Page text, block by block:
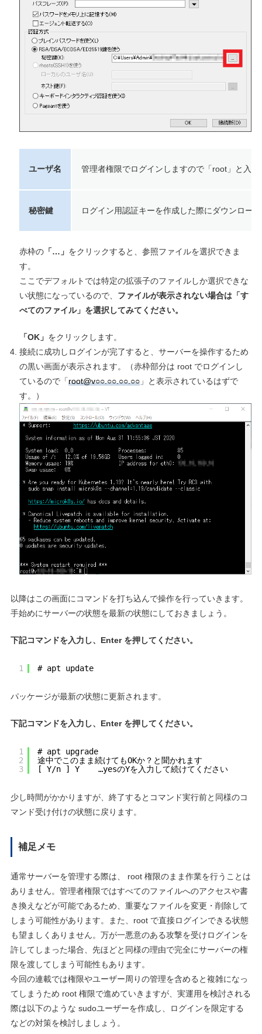
ユーザ名 管理者権限でログインしますので「root」と入力
秘密鍵 ログイン用認証キーを作成した際にダウンロー
赤枠の 「…」 をクリックすると、参照ファイルを選択できま
す。
ここでデフォルトでは特定の拡張子のファイルしか選択できな
い状態になっているので、 ファイルが表示されない場合は「す
べてのファイル」を選択してみてください。
「OK」 をクリックします。
接続に成功しログインが完了すると、サーバーを操作するため
の黒い画面が表示されます。（赤枠部分は root でログインし
ているので「root@v○○.○○.○○.○○ 」と表示されているはずで
す。）
以降はこの画面にコマンドを打ち込んで操作を行っていきます。
手始めにサーバーの状態を最新の状態にしておきましょう。
下記コマンドを入力し、Enter を押してください。
1 # apt update
パッケージが最新の状態に更新されます。
下記コマンドを入力し、Enter を押してください。
1
2
3
# apt upgrade
途中でこのまま続けてもOKか？と聞かれます
[ Y/n ] Y    …yesのYを入力して続けてください
少し時間がかかりますが、終了するとコマンド実行前と同様のコ
マンド受け付けの状態に戻ります。
補足メモ
通常サーバーを管理する際は、 root 権限のまま作業を行うことは
ありません。管理者権限ではすべてのファイルへのアクセスや書
き換えなどが可能であるため、重要なファイルを変更・削除して
しまう可能性があります。また、root で直接ログインできる状態
も望ましくありません。万が一悪意のある攻撃を受けログインを
許してしまった場合、先ほどと同様の理由で完全にサーバーの権
限を渡してしまう可能性もあります。
今回の連載では権限やユーザー周りの管理を含めると複雑になっ
てしまうため root 権限で進めていきますが、実運用を検討される
際は以下のような sudoユーザーを作成し、ログインを限定する
などの対策を検討しましょう。